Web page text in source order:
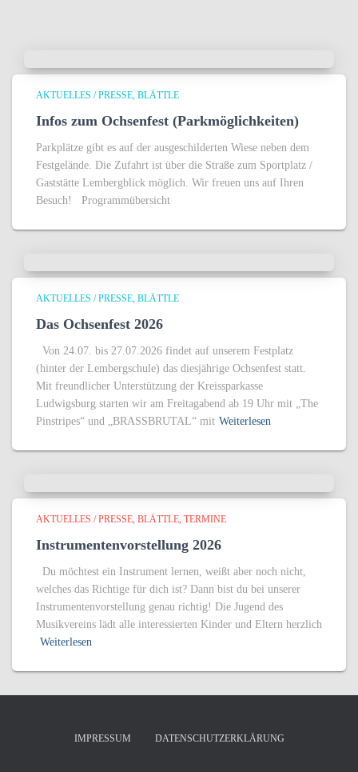
AKTUELLES / PRESSE BLÄTTLE
Infos zum Ochsenfest (Parkmöglichkeiten)
Parkplätze gibt es auf der ausgeschilderten Wiese neben dem
Festgelände. Die Zufahrt ist über die Straße zum Sportplatz /
Gaststätte Lembergblick möglich. Wir freuen uns auf Ihren
Besuch! Programmübersicht
AKTUELLES / PRESSE BLÄTTLE
Das Ochsenfest 2026
Von 24.07. bis 27.07.2026 findet auf unserem Festplatz
(hinter der Lembergschule) das diesjährige Ochsenfest statt.
Mit freundlicher Unterstützung der Kreissparkasse
Ludwigsburg starten wir am Freitagabend ab 19 Uhr mit „The
Pinstripes“ und „BRASSBRUTAL“ mit Weiterlesen
AKTUELLES / PRESSE BLÄTTLE TERMINE
Instrumentenvorstellung 2026
Du möchtest ein Instrument lernen, weißt aber noch nicht,
welches das Richtige für dich ist? Dann bist du bei unserer
Instrumentenvorstellung genau richtig! Die Jugend des
Musikvereins lädt alle interessierten Kinder und Eltern herzlich
Weiterlesen
IMPRESSUM DATENSCHUTZERKLÄRUNG